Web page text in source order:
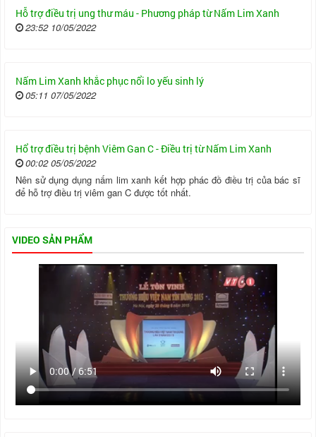
Hỗ trợ điều trị ung thư máu - Phương pháp từ Nấm Lim Xanh
23:52 10/05/2022
Nấm Lim Xanh khắc phục nổi lo yếu sinh lý
05:11 07/05/2022
Hổ trợ điều trị bệnh Viêm Gan C - Điều trị từ Nấm Lim Xanh
00:02 05/05/2022
Nên sử dụng dụng nấm lim xanh kết hợp phác đồ điều trị của bác sĩ
để hỗ trợ điều trị viêm gan C được tốt nhất.
VIDEO SẢN PHẨM